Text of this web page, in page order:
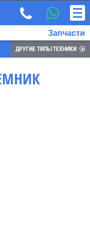
Запчасти
ДРУГИЕ ТИПЫ ТЕХНИКИ